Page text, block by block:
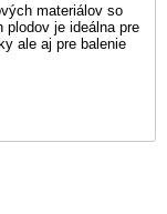
materiálov so
je ideálna pre
ale aj pre balenie